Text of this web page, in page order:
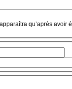
qu’après avoir